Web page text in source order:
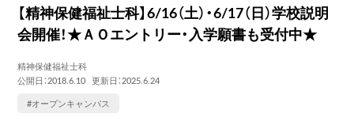
【精神保健福祉士科】6/16（土）・6/17（日）学校説明
会開催！★ＡＯエントリー・入学願書も受付中★
精神保健福祉士科
公開日：2018.6.10 更新日：2025.6.24
#オープンキャンパス